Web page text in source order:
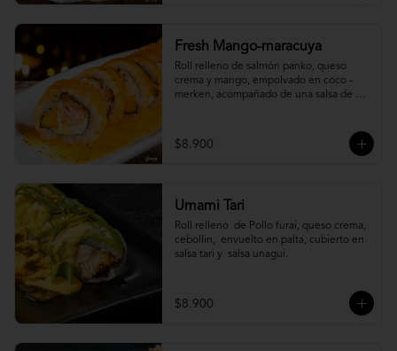
Fresh Mango-maracuya
Roll relleno de salmón panko, queso
crema y mango, empolvado en coco -
merken, acompañado de una salsa de
$8.900
Umami Tari
Roll relleno  de Pollo furai, queso crema,
cebollin,  envuelto en palta, cubierto en
salsa tari y  salsa unagui.
$8.900